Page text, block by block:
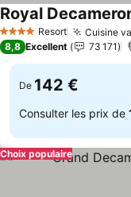
4 Étoiles Resort Cuisine
Royal
8,8 Excellent 73 171
De 142 €
Consulter les prix de
Choix populaire